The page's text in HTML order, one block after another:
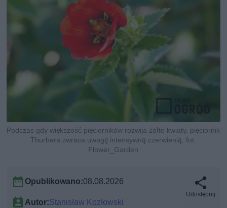
Podczas gdy większość pięciorników rozwija żółte kwiaty, pięciornik
Thurbera zwraca uwagę intensywną czerwienią, fot.
Flower_Garden
Opublikowano:08.08.2026
Autor:Stanisław Kozłowski
Udostępnij